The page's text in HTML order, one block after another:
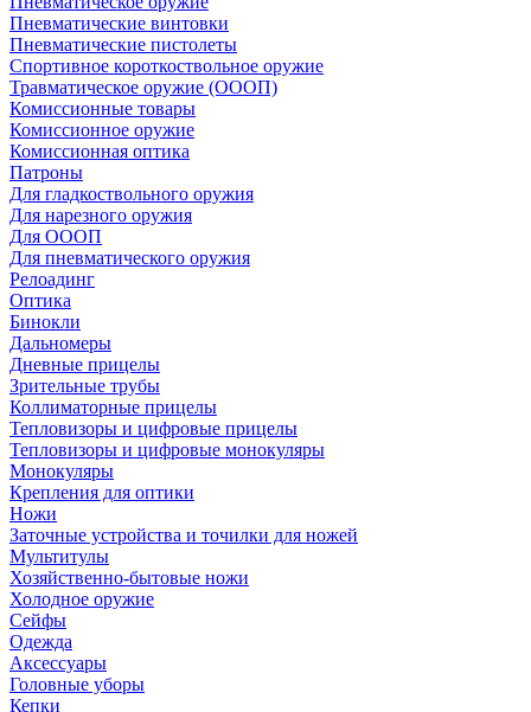
Пневматические винтовки
Пневматические пистолеты
Спортивное короткоствольное оружие
Травматическое оружие (ОООП)
Комиссионные товары
Комиссионное оружие
Комиссионная оптика
Патроны
Для гладкоствольного оружия
Для нарезного оружия
Для ОООП
Для пневматического оружия
Релоадинг
Оптика
Бинокли
Дальномеры
Дневные прицелы
Зрительные трубы
Коллиматорные прицелы
Тепловизоры и цифровые прицелы
Тепловизоры и цифровые монокуляры
Монокуляры
Крепления для оптики
Ножи
Заточные устройства и точилки для ножей
Мультитулы
Хозяйственно-бытовые ножи
Холодное оружие
Сейфы
Одежда
Аксессуары
Головные уборы
Кепки